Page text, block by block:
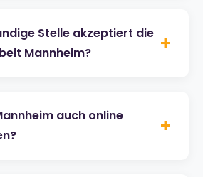
Stelle akzeptiert die
Mannheim?
+
auch online
+